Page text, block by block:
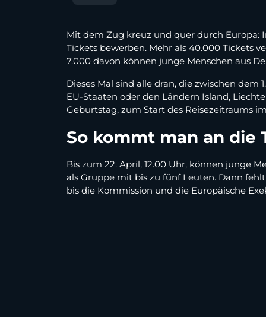
Mit dem Zug kreuz und quer durch Europa:
Tickets bewerben. Mehr als 40.000 Tickets
7.000 davon können junge Menschen aus
Dieses Mal sind alle dran, die zwischen
EU-Staaten oder den Ländern Island,
Geburtstag, zum Start des Reisezeitraums
So kommt man an die
Bis zum 22. April, 12.00 Uhr, können junge
als Gruppe mit bis zu fünf Leuten. Dann
bis die Kommission und die Europäische